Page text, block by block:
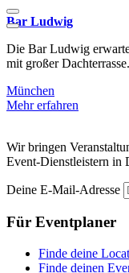
Bar Ludwig
Die Bar Ludwig
mit großer Dachterrasse.
München
Mehr erfahren
Wir bringen
Event-Dienstleistern in
Deine E-Mail-Adresse
Für Eventplaner
Finde deine
Finde deinen